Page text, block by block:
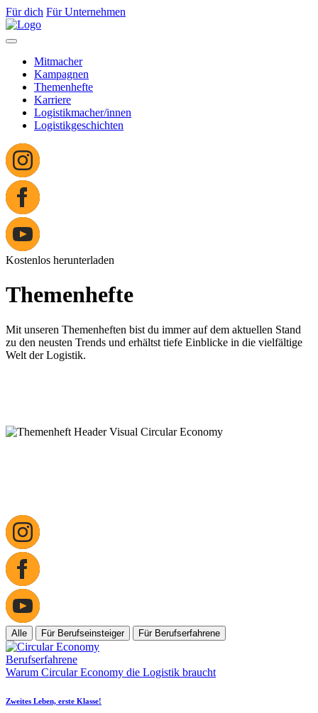
Für dich Für Unternehmen
Mitmacher
Kampagnen
Themenhefte
Karriere
Logistikmacher/innen
Logistikgeschichten
Kostenlos herunterladen
Themenhefte
Mit unseren Themenheften bist du immer auf dem aktuellen Stand
zu den neusten Trends und erhältst tiefe Einblicke in die vielfältige
Welt der Logistik.
Alle Für Berufseinsteiger Für Berufserfahrene
Berufserfahrene
Warum Circular Economy die Logistik braucht
Zweites Leben, erste Klasse!